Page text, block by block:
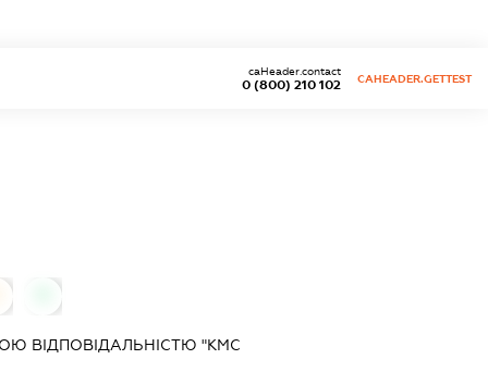
0 (800) 210 102
caHeader.contact
CAHEADER.GETTEST
ВІДПОВІДАЛЬНІСТЮ "КМС